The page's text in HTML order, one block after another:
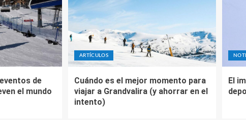
de
el mundo
ARTÍCULOS
Cuándo es el mejor momento para
viajar a Grandvalira (y ahorrar en el
intento)
El